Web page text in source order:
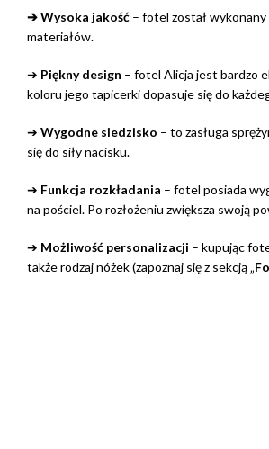
➔ Wysoka jakość – fotel został
materiałów.
➔ Piękny design – fotel Alicja jest bardzo
koloru jego tapicerki dopasuje się do
➔ Wygodne siedzisko – to zasługa
się do siły nacisku.
➔ Funkcja rozkładania – fotel posiada
na pościel. Po rozłożeniu zwiększa swoją
➔ Możliwość personalizacji – kupując
także rodzaj nóżek (zapoznaj się z sekcją „